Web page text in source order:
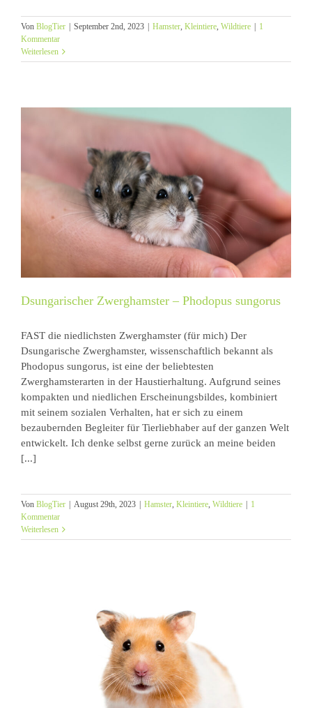
Von BlogTier | September 2nd, 2023 | Hamster, Kleintiere, Wildtiere | 1
Kommentar
Weiterlesen
Dsungarischer Zwerghamster – Phodopus sungorus
FAST die niedlichsten Zwerghamster (für mich) Der
Dsungarische Zwerghamster, wissenschaftlich bekannt als
Phodopus sungorus, ist eine der beliebtesten
Zwerghamsterarten in der Haustierhaltung. Aufgrund seines
kompakten und niedlichen Erscheinungsbildes, kombiniert
mit seinem sozialen Verhalten, hat er sich zu einem
bezaubernden Begleiter für Tierliebhaber auf der ganzen Welt
entwickelt. Ich denke selbst gerne zurück an meine beiden
[...]
Von BlogTier August 29th, 2023 Hamster, Kleintiere, Wildtiere
1
Kommentar
Weiterlesen